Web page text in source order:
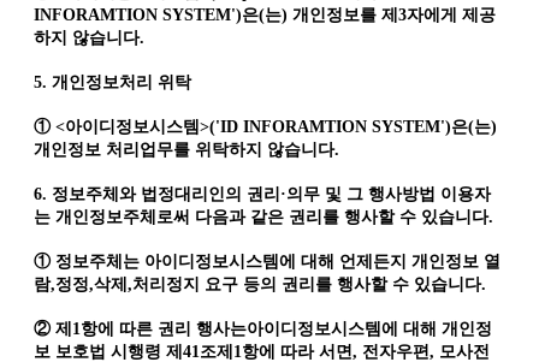
INFORAMTION SYSTEM')은(는) 개인정보를 제3자에게 제공
하지 않습니다.
5. 개인정보처리 위탁
① <아이디정보시스템>('ID INFORAMTION SYSTEM')은(는)
개인정보 처리업무를 위탁하지 않습니다.
6. 정보주체와 법정대리인의 권리·의무 및 그 행사방법 이용자
는 개인정보주체로써 다음과 같은 권리를 행사할 수 있습니다.
① 정보주체는 아이디정보시스템에 대해 언제든지 개인정보 열
람,정정,삭제,처리정지 요구 등의 권리를 행사할 수 있습니다.
② 제1항에 따른 권리 행사는아이디정보시스템에 대해 개인정
보 보호법 시행령 제41조제1항에 따라 서면, 전자우편, 모사전